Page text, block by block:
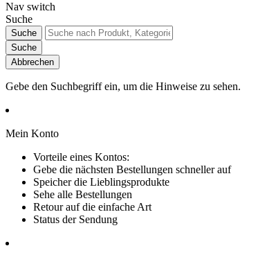
Nav switch
Suche
Suche
Suche
Abbrechen
Gebe den Suchbegriff ein, um die Hinweise zu sehen.
Mein Konto
Vorteile eines Kontos:
Gebe die nächsten Bestellungen schneller auf
Speicher die Lieblingsprodukte
Sehe alle Bestellungen
Retour auf die einfache Art
Status der Sendung